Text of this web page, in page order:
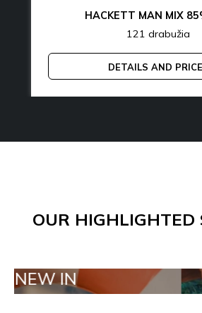
HACKETT MAN MIX
121 drabužia
DETAILS AND
OUR HIGHLIGHTED